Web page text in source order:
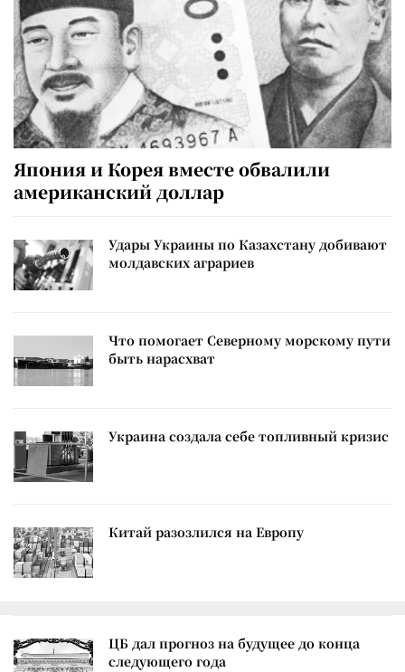
Япония и Корея вместе обвалили
американский доллар
Удары Украины по Казахстану добивают
молдавских аграриев
Что помогает Северному морскому пути
быть нарасхват
Украина создала себе топливный кризис
Китай разозлился на Европу
ЦБ дал прогноз на будущее до конца
следующего года